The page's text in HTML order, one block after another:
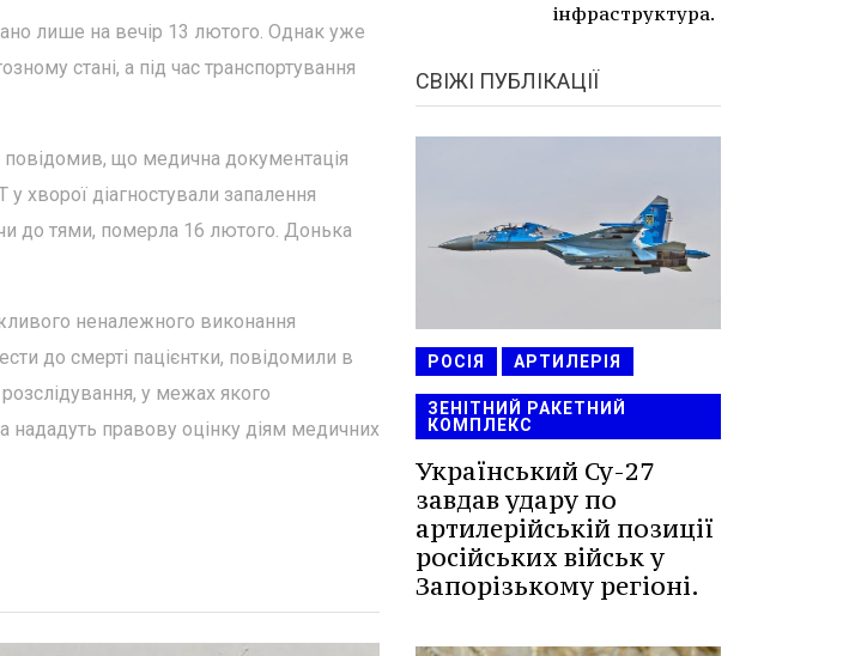
лише на вечір 13 лютого. Однак уже
стані, а під час транспортування
повідомив, що медична документація
хворої діагностували запалення
до тями, померла 16 лютого. Донька
неналежного виконання
до смерті пацієнтки, повідомили в
у межах якого
нададуть правову оцінку діям медичних
інфраструктура.
СВІЖІ ПУБЛІКАЦІЇ
РОСІЯ АРТИЛЕРІЯ
ЗЕНІТНИЙ РАКЕТНИЙ
КОМПЛЕКС
Український Су-27
завдав удару по
артилерійській позиції
російських військ у
Запорізькому регіоні.